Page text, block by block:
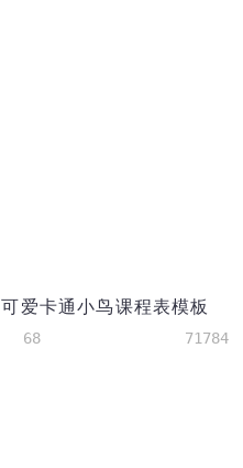
可爱卡通小鸟课程表模板
68 71784